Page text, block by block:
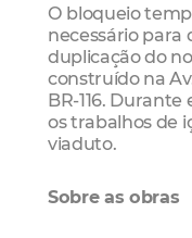
O bloqueio
necessário para
duplicação do
construído na
BR-116.
os trabalhos de
viaduto.
Sobre as obras